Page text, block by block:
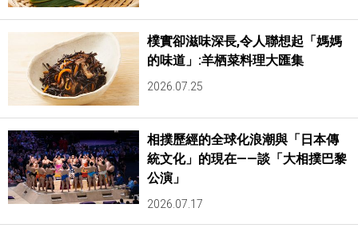
樸實卻滋味深長,令人聯想起「媽媽
的味道」:羊栖菜料理大匯集
2026.07.25
相撲歷經的全球化浪潮與「日本傳
統文化」的現在——談「大相撲巴黎
公演」
2026.07.17